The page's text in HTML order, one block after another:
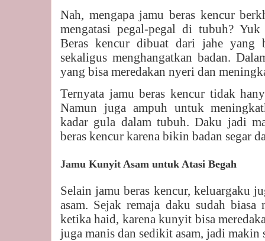
Nah, mengapa jamu beras kencur
mengatasi pegal-pegal di tubuh?
Beras kencur dibuat dari jahe yang
sekaligus menghangatkan badan.
yang bisa meredakan nyeri dan
Ternyata jamu beras kencur tidak
Namun juga ampuh untuk
kadar gula dalam tubuh. Daku jadi
beras kencur karena bikin badan segar
Jamu Kunyit Asam untuk Atasi Begah
Selain jamu beras kencur, keluargaku
asam. Sejak remaja daku sudah
ketika haid, karena kunyit bisa
juga manis dan sedikit asam, jadi makin